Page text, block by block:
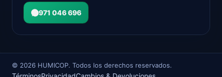
971 046 696
© 2026 HUMICOP. Todos los derechos reservados.